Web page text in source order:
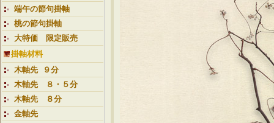
端午の節句掛軸
桃の節句掛軸
大特価 限定販売
掛軸材料
木軸先 ９分
木軸先 ８・５分
木軸先 ８分
金軸先